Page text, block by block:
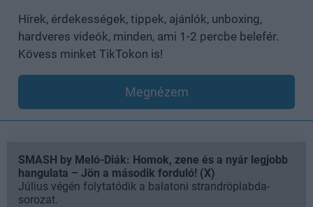
Hírek, érdekességek, tippek, ajánlók, unboxing,
hardveres videók, minden, ami 1-2 percbe belefér.
Kövess minket TikTokon is!
Megnézem
SMASH by Meló-Diák: Homok, zene és a nyár legjobb
hangulata – Jön a második forduló! (X)
Július végén folytatódik a balatoni strandröplabda-
sorozat.